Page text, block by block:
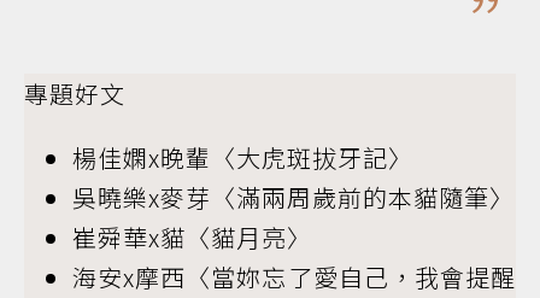
專題好文
楊佳嫻x晚輩〈大虎斑拔牙記〉
吳曉樂x麥芽〈滿兩周歲前的本貓隨筆〉
崔舜華x貓〈貓月亮〉
海安x摩西〈當妳忘了愛自己，我會提醒